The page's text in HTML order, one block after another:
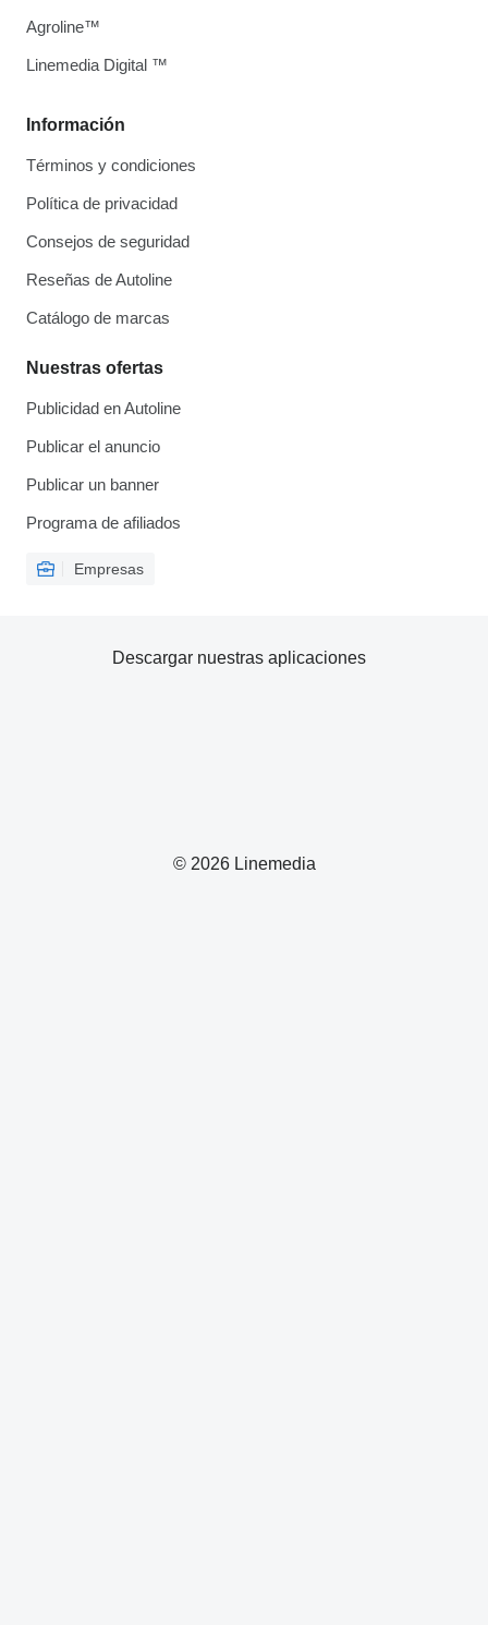
Información
Términos y condiciones
Política de privacidad
Consejos de seguridad
Reseñas de Autoline
Catálogo de marcas
Nuestras ofertas
Publicidad en Autoline
Publicar el anuncio
Publicar un banner
Programa de afiliados
Empresas
Agroline™
Linemedia Digital ™
© 2026 Linemedia
Descargar nuestras aplicaciones